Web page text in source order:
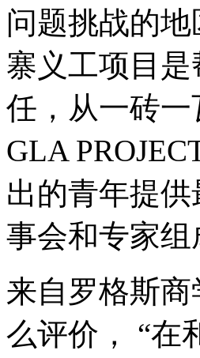
问题挑战的
寨义工项目
任，从一砖
GLA
出的青年提
事会和专家
来自罗格斯
么评价， “在